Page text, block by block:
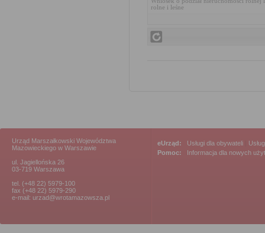
rolne i leśne
Urząd Marszałkowski Województwa
Mazowieckiego w Warszawie
ul. Jagiellońska 26
03-719 Warszawa
tel. (+48 22) 5979-100
fax (+48 22) 5979-290
e-mail: urzad@wrotamazowsza.pl
eUrząd: Usługi dla obywateli
Pomoc:
Informacja dla nowych